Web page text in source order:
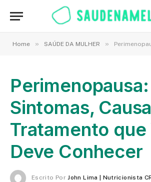
Home » SAÚDE DA MULHER » Perimenopausa: Sintomas,
Perimenopausa:
Sintomas,
Tratamento que
Deve Conhecer
Escrito Por John Lima | Nutricionista